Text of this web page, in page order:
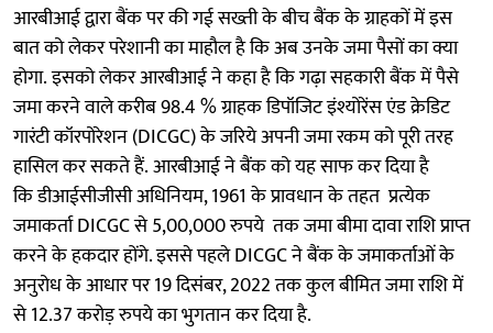
आरबीआई द्वारा बैंक पर की गई सख्ती के बीच बैंक के ग्राहकों में इस
बात को लेकर परेशानी का माहौल है कि अब उनके जमा पैसों का क्या
होगा. इसको लेकर आरबीआई ने कहा है कि गढ़ा सहकारी बैंक में पैसे
जमा करने वाले करीब 98.4 % ग्राहक डिपॉजिट इंश्योरेंस एंड क्रेडिट
गारंटी कॉरपोरेशन (DICGC) के जरिये अपनी जमा रकम को पूरी तरह
हासिल कर सकते हैं. आरबीआई ने बैंक को यह साफ कर दिया है
कि डीआईसीजीसी अधिनियम, 1961 के प्रावधान के तहत प्रत्येक
जमाकर्ता DICGC से 5,00,000 रुपये तक जमा बीमा दावा राशि प्राप्त
करने के हकदार होंगे. इससे पहले DICGC ने बैंक के जमाकर्ताओं के
अनुरोध के आधार पर 19 दिसंबर, 2022 तक कुल बीमित जमा राशि में
से 12.37 करोड़ रुपये का भुगतान कर दिया है.